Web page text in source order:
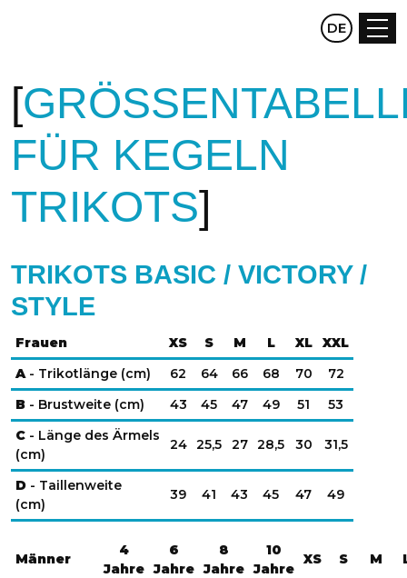
CZ EN
DE
ÜR KEGELN T
RIKOTS
TRIKOTS BASIC / VICTORY /
STYLE
Frauen XS S M L XL
XXL
A- Trikotlänge (cm) 62 64 66 68 70
72
B - Brustweite (cm) 43 45 47 49 51
53
C - Länge des Ärmels
(cm)
24 25,5 27 28,5 30 31,5
D - Taillenweite
(cm)
39 41 43 45 47 49
Männer
4
Jahre
6
Jahre
8
Jahre
10
Jahre
XS S M